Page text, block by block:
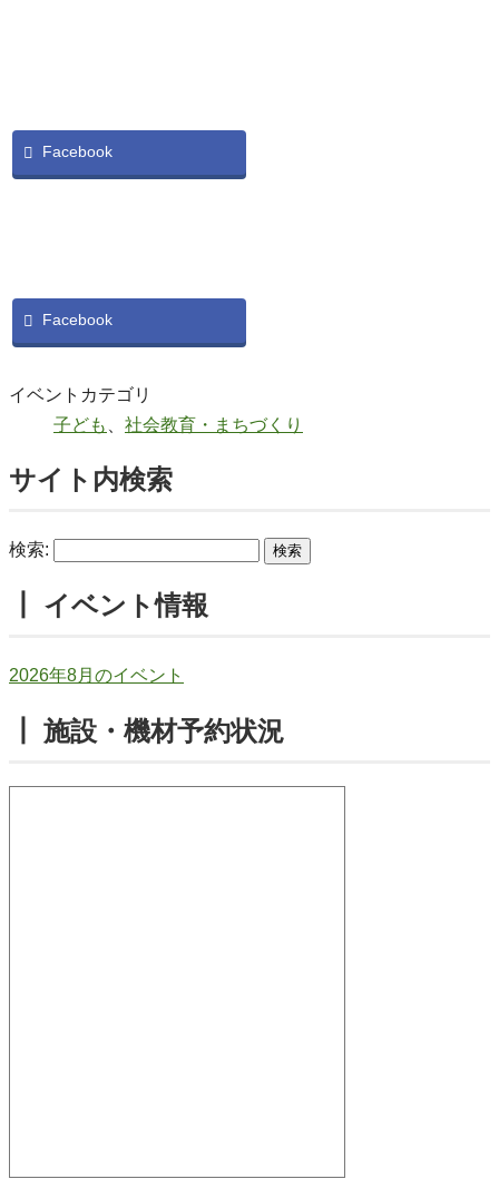
Facebook
Facebook
イベントカテゴリ
子ども
社会教育・まちづくり
サイト内検索
検索:
┃ イベント情報
2026年8月のイベント
┃ 施設・機材予約状況